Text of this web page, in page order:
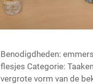
Benodigdheden:
flesjes Categorie:
vergrote vorm van de